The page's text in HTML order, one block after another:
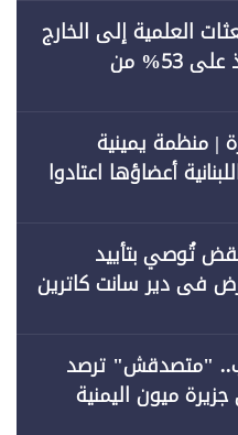
العلمية إلى الخارج
| 6 جامعات حكومية تستحوذ على 53% من
| منظمة يمينية
أعضاؤها اعتادوا
تُوصي بتأييد
29 قطعة أرض في دير سانت كاترين
"متصدقش" ترصد
ميون اليمنية